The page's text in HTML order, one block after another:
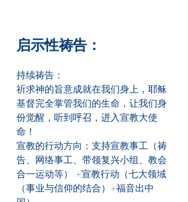
启示性祷告：
持续祷告：
祈求神的旨意成就在我们身上，耶稣
基督完全掌管我们的生命，让我们身
份觉醒，听到呼召，进入宣教大使
命！
宣教的行动方向：支持宣教事工（祷
告、网络事工、带领复兴小组、教会
合一运动等） +宣教行动（七大领域
（事业与信仰的结合）+福音出中